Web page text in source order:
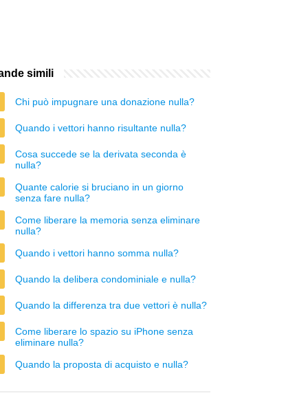
simili
Chi può impugnare una donazione nulla?
Quando i vettori hanno risultante nulla?
Cosa succede se la derivata seconda è
nulla?
Quante calorie si bruciano in un giorno
senza fare nulla?
Come liberare la memoria senza eliminare
nulla?
Quando i vettori hanno somma nulla?
Quando la delibera condominiale e nulla?
Quando la differenza tra due vettori è nulla?
Come liberare lo spazio su iPhone senza
eliminare nulla?
Quando la proposta di acquisto e nulla?